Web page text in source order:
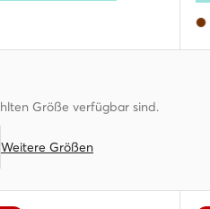
Größe verfügbar sind.
Weitere Größen